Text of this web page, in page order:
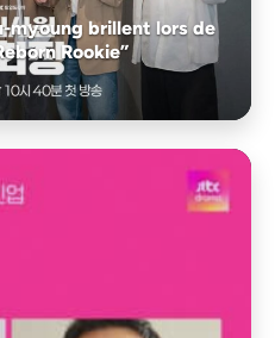
myoung brillent lors de
Rookie”